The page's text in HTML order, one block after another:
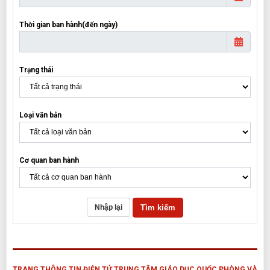
Thời gian ban hành(đến ngày)
Trạng thái
Loại văn bản
Cơ quan ban hành
Nhập lại Tìm kiếm